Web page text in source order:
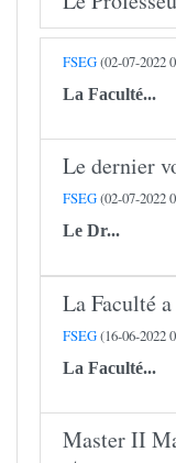
FSEG(02-07-2022
La Faculté...
Le dernier
FSEG(02-07-2022
Le Dr...
La Faculté
FSEG(16-06-2022
La Faculté...
Master II